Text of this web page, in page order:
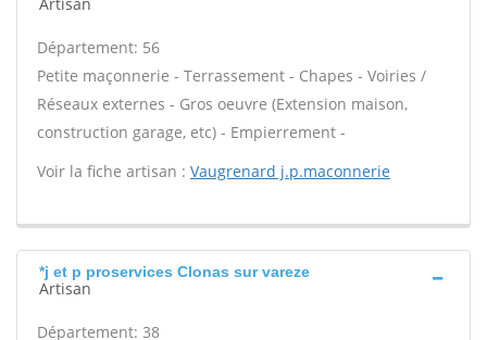
Département: 56
Petite maçonnerie - Terrassement - Chapes - Voiries /
Réseaux externes - Gros oeuvre (Extension maison,
construction garage, etc) - Empierrement -
Voir la fiche artisan : Vaugrenard j.p.maconnerie
*j et p proservices Clonas sur vareze
Artisan
Département: 38